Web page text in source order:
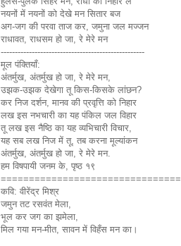
नयनों में नयनों को देखे मन सितार बज
अग-जग की परवा ताज कर, जमुना जल मज्जन
राधावत, राधसम हो जा, रे मेरे मन
---------------------------------------------------
मूल पंक्तियाँ:
अंतर्मुख, अंतर्मुख हो जा, रे मेरे मन,
उझक-उझक देखेगा तू किस-किसके लांछन?
कर निज दर्शन, मानव की प्रवृत्ति को निहार
लख इस नभचारी का यह पंकिल जल विहार
तू लख इस नैष्ठि का यह व्यभिचारी विचार,
यह सब लख निज में तू, तब करना मूल्यांकन
अंतर्मुख, अंतर्मुख हो जा, रे मेरे मन.
हम विषपायी जनम के, पृष्ठ १९
================================
कवि: वीरेंद्र मिश्र
जमुन तट रसवंत मेला,
भूल कर जग का झमेला,
मिल गया मन-मीत, सावन में विहँस मन का।